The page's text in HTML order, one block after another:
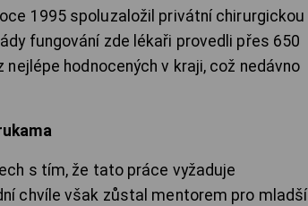
1995 spoluzaložil privátní chirurgickou
fungování zde lékaři provedli přes 650
hodnocených v kraji, což nedávno
s tím, že tato práce vyžaduje
chvíle však zůstal mentorem pro mladší